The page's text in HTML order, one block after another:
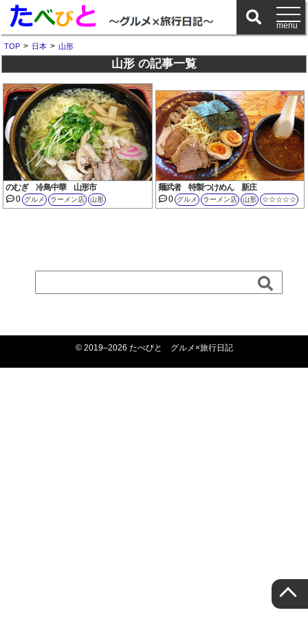
TOP > 日本 > 山形
山形 の記事一覧
のむぎ 冷鳥中華 山形市
0 グルメ ラーメン店 山形
麺武者 特製つけめん 新庄
0 グルメ ラーメン店 山形 ☆☆☆☆☆
© 2019–2026 たべびと グルメ×旅行日記